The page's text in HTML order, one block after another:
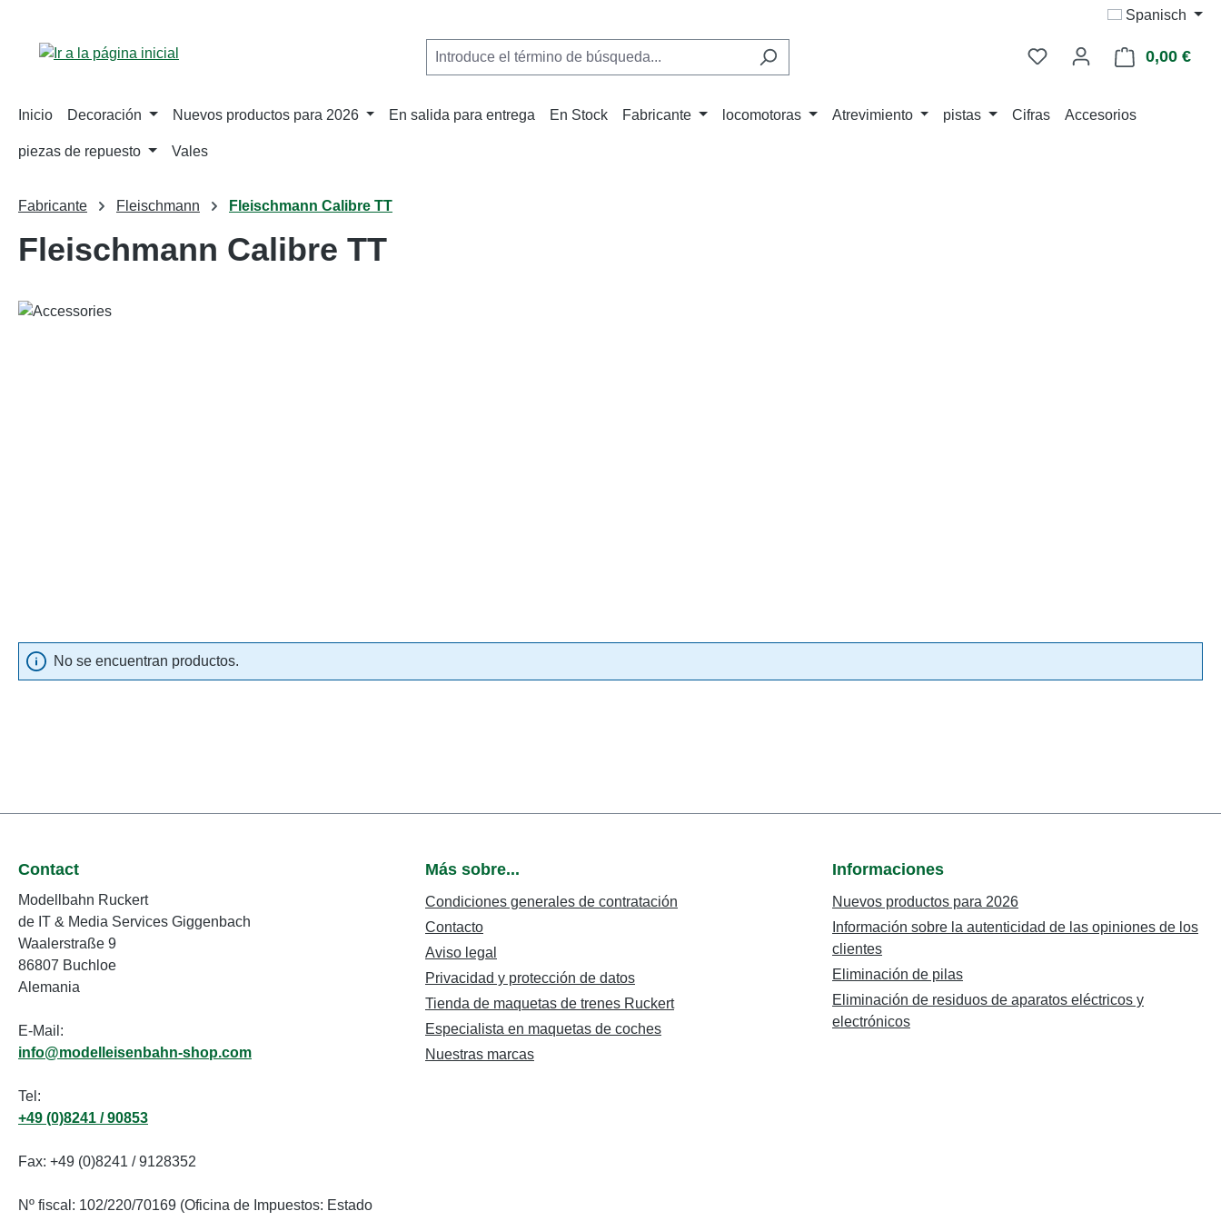
Spanisch
0,00 €La
Inicio Decoración Nuevos productos para 2026 En salida para entrega En Stock Fabricante locomotoras Atrevimiento pistas Cifras Accesorios
piezas de repuesto Vales
Fabricante Fleischmann Fleischmann Calibre TT
Fleischmann Calibre TT
No se encuentran productos.
Contact
Modellbahn Ruckert
de IT & Media Services Giggenbach
Waalerstraße 9
86807 Buchloe
Alemania
E-Mail:
info@modelleisenbahn-shop.com
Tel:
+49 (0)8241 / 90853
Fax: +49 (0)8241 / 9128352
Nº fiscal: 102/220/70169 (Oficina de Impuestos: Estado
Más sobre...
Condiciones generales de contratación
Contacto
Aviso legal
Privacidad y protección de datos
Tienda de maquetas de trenes Ruckert
Especialista en maquetas de coches
Nuestras marcas
Informaciones
Nuevos productos para 2026
Información sobre la autenticidad de las opiniones de los
clientes
Eliminación de pilas
Eliminación de residuos de aparatos eléctricos y
electrónicos